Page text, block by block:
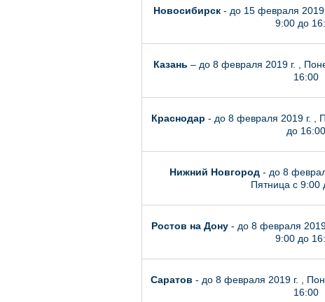
Новосибирск- до 15 февраля 2019
9:00 до
Казань – до 8 февраля 2019 г. ,
16:00
Краснодар - до 8 февраля 2019 г. ,
до 16:00
Нижний Новгород- до 8
Пятница с 9:00
Ростов на Дону- до 8 февраля 2019
9:00 до
Саратов - до 8 февраля 2019 г. ,
16:00